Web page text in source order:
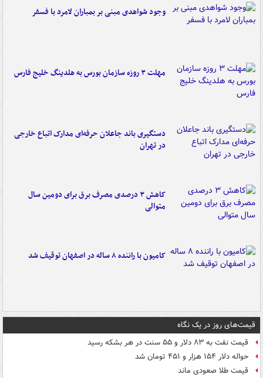
وجود شواهدی مبنی بر بمباران لامرد با فسفر
مهلت ۳ روزه سازمان بورس به هلدینگ خلیج فارس
دستگیری باند جاعلان حرفه‌ای مدارک اتباع خارجی
در تهران
کاهش ۳ درصدی مصرف برق برای دومین سال
متوالی
کامیون با راننده ۸ ساله در اصفهان توقیف شد
قیمت‌های روز در یک نگاه
قیمت نفت به ۸۳ دلار و ۵۵ سنت در هر بشکه رسید
حواله دلار ۱۵۴ هزار و ۴۵۱ تومان شد
قیمت طلا صعودی ماند